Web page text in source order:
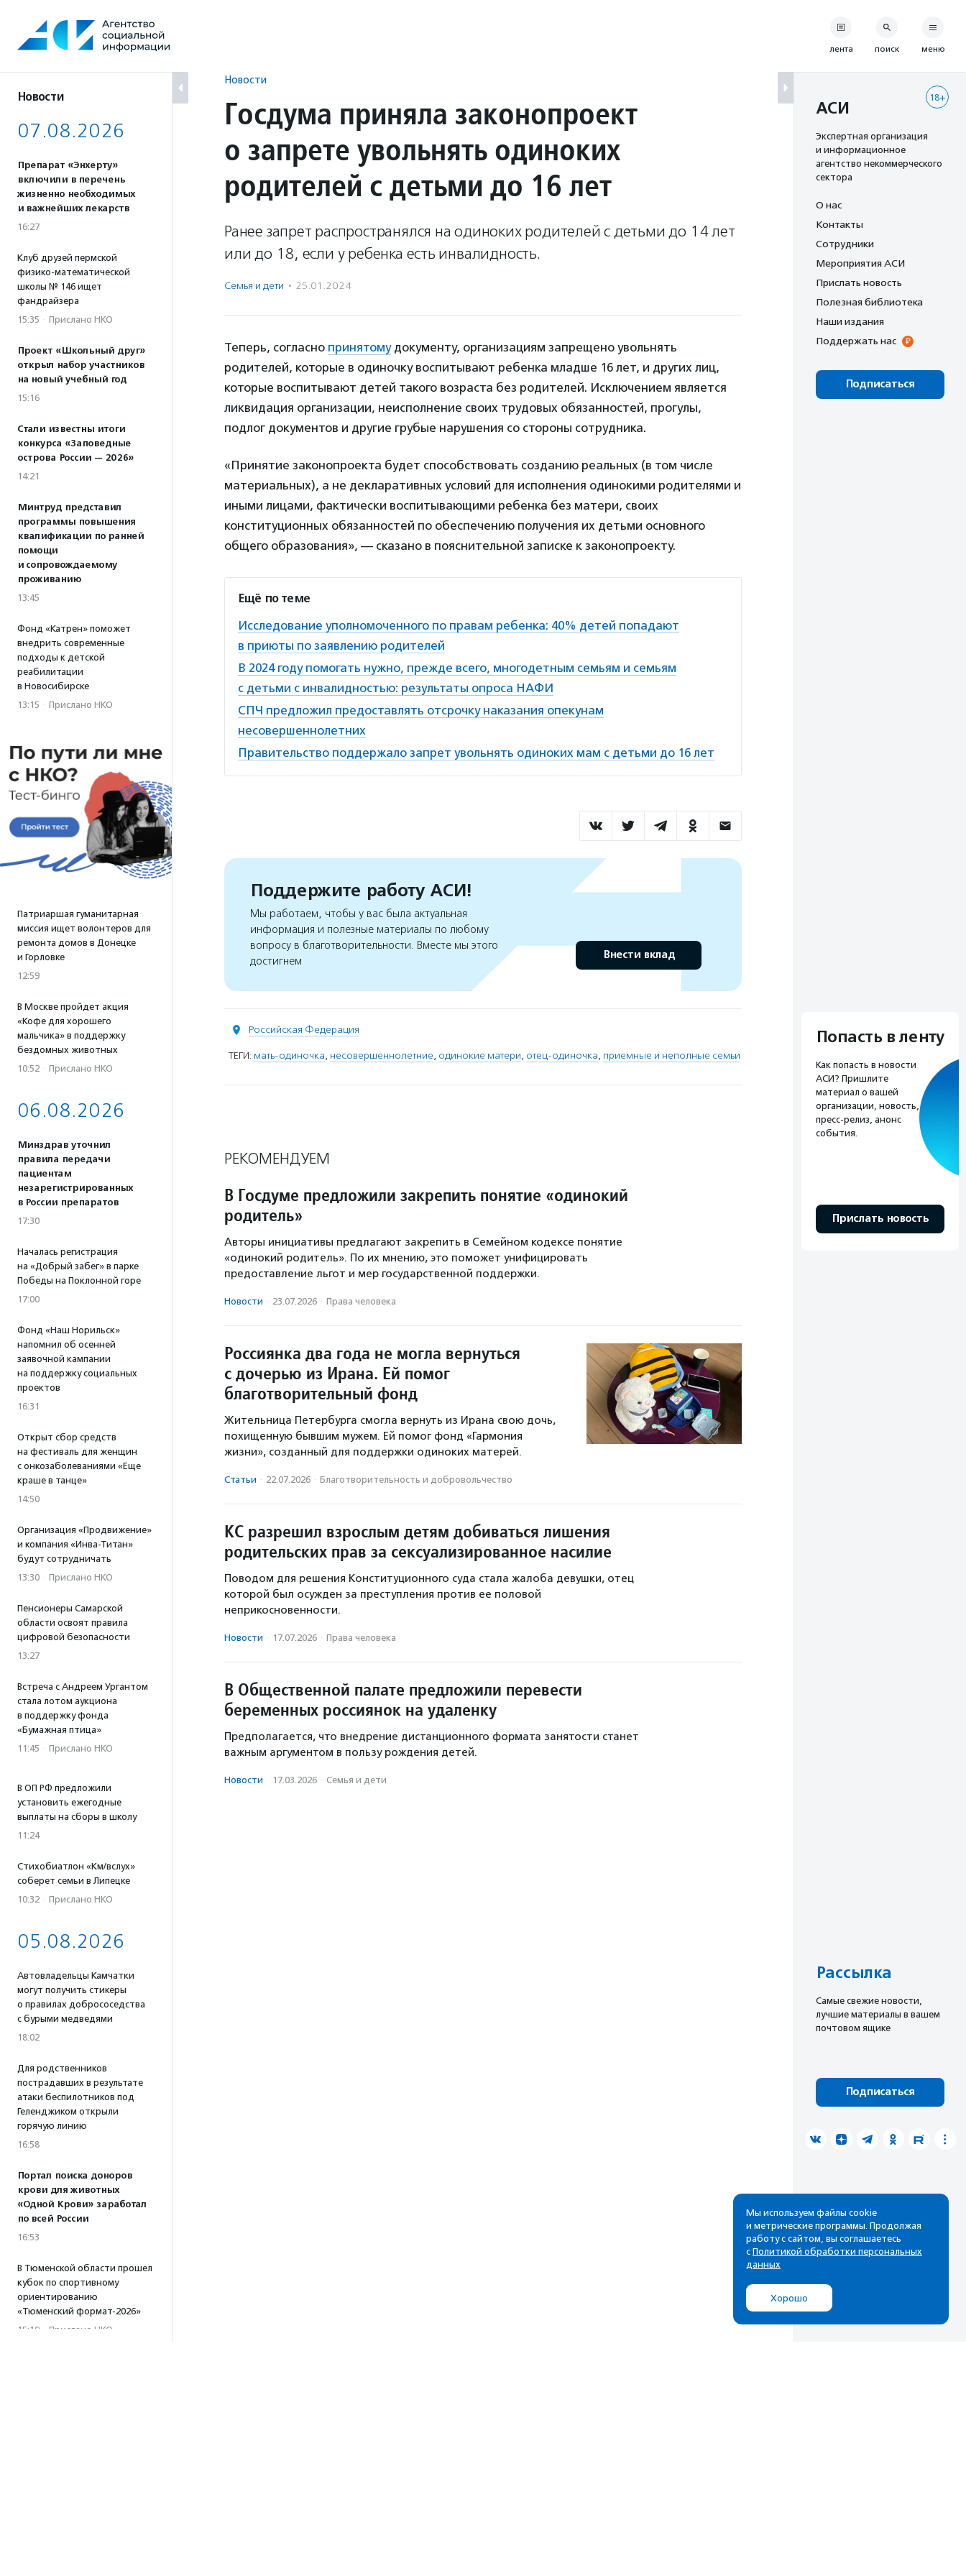
содержанию
Новости
07.08.2026
Препарат «Энхерту»
включили в перечень
жизненно необходимых
и важнейших лекарств
16:27
Клуб друзей пермской
физико-математической
школы № 146 ищет
фандрайзера
15:35 · Прислано НКО
Проект «Школьный друг»
открыл набор участников
на новый учебный год
15:16
Стали известны итоги
конкурса «Заповедные
острова России — 2026»
14:21
Минтруд представил
программы повышения
квалификации по ранней
помощи
и сопровождаемому
проживанию
13:45
Фонд «Катрен» поможет
внедрить современные
подходы к детской
реабилитации
в Новосибирске
13:15 · Прислано НКО
Патриаршая гуманитарная
миссия ищет волонтеров для
ремонта домов в Донецке
и Горловке
12:59
В Москве пройдет акция
«Кофе для хорошего
мальчика» в поддержку
бездомных животных
10:52 · Прислано НКО
06.08.2026
Минздрав уточнил
правила передачи
пациентам
незарегистрированных
в России препаратов
17:30
Началась регистрация
на «Добрый забег» в парке
Победы на Поклонной горе
17:00
Фонд «Наш Норильск»
напомнил об осенней
заявочной кампании
на поддержку социальных
проектов
16:31
Открыт сбор средств
на фестиваль для женщин
с онкозаболеваниями «Еще
краше в танце»
14:50
Организация «Продвижение»
и компания «Инва-Титан»
будут сотрудничать
13:30 · Прислано НКО
Пенсионеры Самарской
области освоят правила
цифровой безопасности
13:27
Встреча с Андреем Ургантом
стала лотом аукциона
в поддержку фонда
«Бумажная птица»
11:45 · Прислано НКО
В ОП РФ предложили
установить ежегодные
выплаты на сборы в школу
11:24
Стихобиатлон «Км/вслух»
соберет семьи в Липецке
10:32 · Прислано НКО
05.08.2026
Автовладельцы Камчатки
могут получить стикеры
о правилах добрососедства
с бурыми медведями
18:02
Для родственников
пострадавших в результате
атаки беспилотников под
Геленджиком открыли
горячую линию
16:58
Портал поиска доноров
крови для животных
«Одной Крови» заработал
по всей России
16:53
В Тюменской области прошел
кубок по спортивному
ориентированию
«Тюменский формат-2026»
15:19
Прислано НКО
Новости
Госдума приняла законопроект
о запрете увольнять одиноких
родителей с детьми до 16 лет
Ранее запрет распространялся на одиноких родителей с детьми до 14 лет
или до 18, если у ребенка есть инвалидность.
Семья и дети · 25.01.2024
Теперь, согласно принятомудокументу, организациям запрещено увольнять
родителей, которые в одиночку воспитывают ребенка младше 16 лет, и других лиц,
которые воспитывают детей такого возраста без родителей. Исключением является
ликвидация организации, неисполнение своих трудовых обязанностей, прогулы,
подлог документов и другие грубые нарушения со стороны сотрудника.
«Принятие законопроекта будет способствовать созданию реальных (в том числе
материальных), а не декларативных условий для исполнения одинокими родителями и
иными лицами, фактически воспитывающими ребенка без матери, своих
конституционных обязанностей по обеспечению получения их детьми основного
общего образования», — сказано в пояснительной записке к законопроекту.
Ещё по теме
Исследование уполномоченного по правам ребенка: 40% детей попадают
в приюты по заявлению родителей
В 2024 году помогать нужно, прежде всего, многодетным семьям и семьям
с детьми с инвалидностью: результаты опроса НАФИ
СПЧ предложил предоставлять отсрочку наказания опекунам
несовершеннолетних
Правительство поддержало запрет увольнять одиноких мам с детьми до 16 лет
Поддержите работу АСИ!
Мы работаем, чтобы у вас была актуальная
информация и полезные материалы по любому
вопросу в благотворительности. Вместе мы этого
достигнем
Внести вклад
Российская Федерация
ТЕГИ: мать-одиночка, несовершеннолетние, одинокие матери, отец-одиночка, приемные и неполные семьи
РЕКОМЕНДУЕМ
В Госдуме предложили закрепить понятие «одинокий
родитель»
Авторы инициативы предлагают закрепить в Семейном кодексе понятие
«одинокий родитель». По их мнению, это поможет унифицировать
предоставление льгот и мер государственной поддержки.
Новости · 23.07.2026 · Права человека
Россиянка два года не могла вернуться
с дочерью из Ирана. Ей помог
благотворительный фонд
Жительница Петербурга смогла вернуть из Ирана свою дочь,
похищенную бывшим мужем. Ей помог фонд «Гармония
жизни», созданный для поддержки одиноких матерей.
Статьи · 22.07.2026 · Благотвори­тель­ность и доброволь­чест­во
КС разрешил взрослым детям добиваться лишения
родительских прав за сексуализированное насилие
Поводом для решения Конституционного суда стала жалоба девушки, отец
которой был осужден за преступления против ее половой
неприкосновенности.
Новости · 17.07.2026 · Права человека
В Общественной палате предложили перевести
беременных россиянок на удаленку
Предполагается, что внедрение дистанционного формата занятости станет
важным аргументом в пользу рождения детей.
Новости · 17.03.2026 · Семья и дети
лента поиск меню
18+
АСИ
Экспертная организация
и информационное
агентство некоммерческого
сектора
О нас
Контакты
Сотрудники
Мероприятия АСИ
Прислать новость
Полезная библиотека
Наши издания
Поддержать нас
Подписаться
Попасть в ленту
Как попасть в новости
АСИ? Пришлите
материал о вашей
организации, новость,
пресс-релиз, анонс
события.
Прислать новость
Рассылка
Cамые свежие новости,
лучшие материалы в вашем
почтовом ящике
Подписаться
Мы используем файлы cookie
и метрические программы. Продолжая
работу с сайтом, вы соглашаетесь
с Политикой обработки персональных
данных
Хорошо